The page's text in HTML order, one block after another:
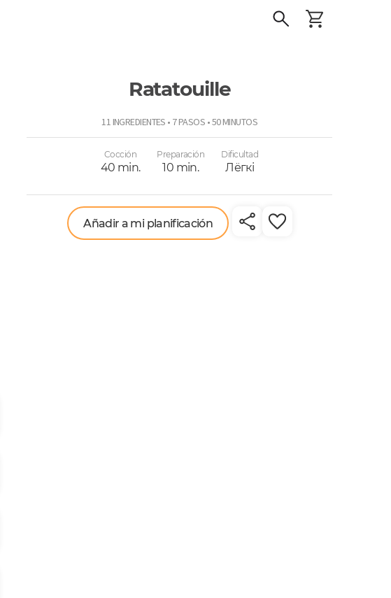
Ratatouille
11 INGREDIENTES • 7 PASOS • 50 MINUTOS
Cocción
40 min.
Preparación
10 min.
Dificultad
Лёгкі
Añadir a mi planificación